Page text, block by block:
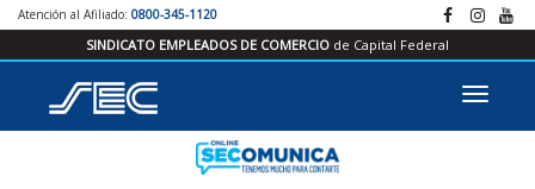
Atención al Afiliado: 0800-345-1120
SINDICATO EMPLEADOS DE COMERCIO de Capital Federal